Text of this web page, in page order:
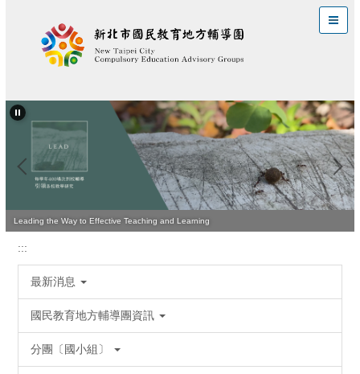
區
Leading the Way to Effective Teaching and Learning
:::
最新消息
國民教育地方輔導團資訊
分團〔國小組〕